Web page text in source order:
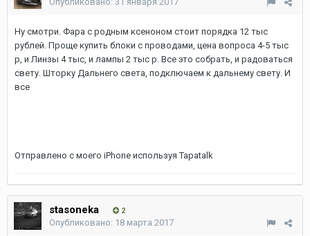
Ну смотри. Фара с родным ксеноном стоит порядка 12 тыс
рублей. Проще купить блоки с проводами, цена вопроса 4-5 тыс
р, и Линзы 4 тыс, и лампы 2 тыс р. Все это собрать, и радоваться
свету. Шторку Дальнего света, подключаем к дальнему свету. И
все
Отправлено с моего iPhone используя Tapatalk
stasoneka 2
Опубликовано: 18 марта 2017